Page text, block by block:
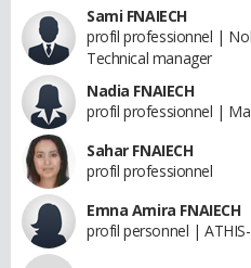
Sami FNAIECH
profil professionnel |
Technical manager
Nadia FNAIECH
profil professionnel |
Sahar FNAIECH
profil professionnel
Emna Amira FNAIECH
profil personnel |